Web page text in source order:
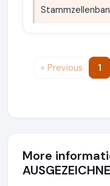
« Previous 1
More